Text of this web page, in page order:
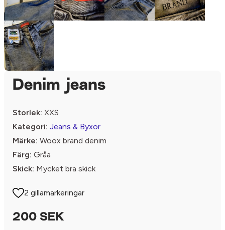
Denim jeans
Storlek: XXS
Kategori: Jeans & Byxor
Märke: Woox brand denim
Färg: Gråa
Skick: Mycket bra skick
2 gillamarkeringar
200 SEK